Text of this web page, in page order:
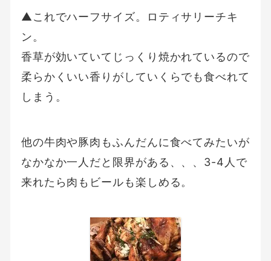
▲これでハーフサイズ。ロティサリーチキ
ン。
香草が効いていてじっくり焼かれているので
柔らかくいい香りがしていくらでも食べれて
しまう。
他の牛肉や豚肉もふんだんに食べてみたいが
なかなか一人だと限界がある、、、3-4人で
来れたら肉もビールも楽しめる。